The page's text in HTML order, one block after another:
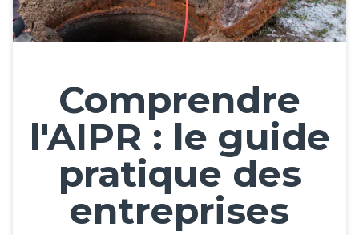
Comprendre
l'AIPR : le guide
pratique des
entreprises